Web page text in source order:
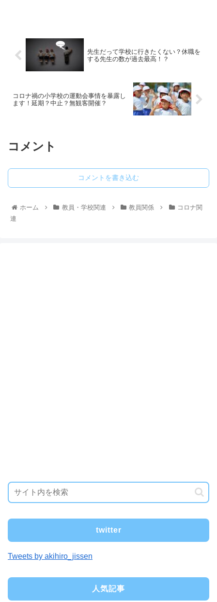
先生だって学校に行きたくない？休職を
する先生の数が過去最高！？
コロナ禍の小学校の運動会事情を暴露し
ます！延期？中止？無観客開催？
コメント
コメントを書き込む
ホーム 教員・学校関連 教員関係
コロナ関
連
twitter
Tweets by akihiro_jissen
人気記事